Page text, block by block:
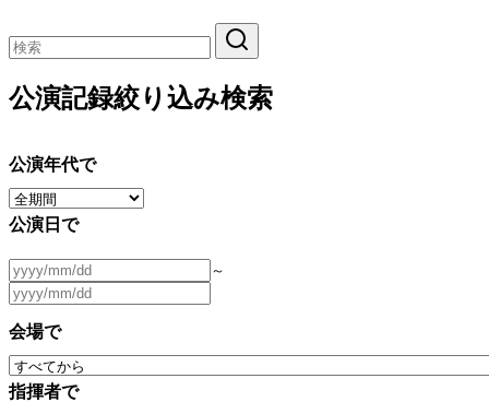
公演記録絞り込み検索
公演年代で
公演日で
～
会場で
指揮者で